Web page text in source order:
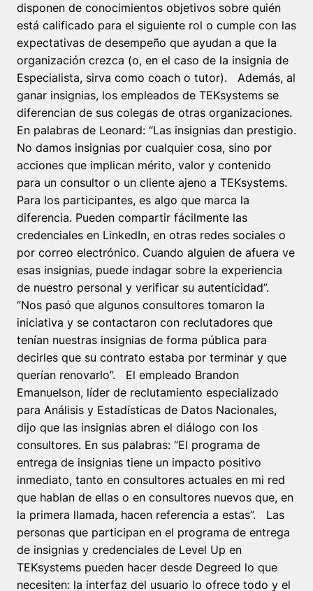
disponen de conocimientos objetivos sobre quién
está calificado para el siguiente rol o cumple con las
expectativas de desempeño que ayudan a que la
organización crezca (o, en el caso de la insignia de
Especialista, sirva como coach o tutor). Además, al
ganar insignias, los empleados de TEKsystems se
diferencian de sus colegas de otras organizaciones.
En palabras de Leonard: “Las insignias dan prestigio.
No damos insignias por cualquier cosa, sino por
acciones que implican mérito, valor y contenido
para un consultor o un cliente ajeno a TEKsystems.
Para los participantes, es algo que marca la
diferencia. Pueden compartir fácilmente las
credenciales en LinkedIn, en otras redes sociales o
por correo electrónico. Cuando alguien de afuera ve
esas insignias, puede indagar sobre la experiencia
de nuestro personal y verificar su autenticidad”.
“Nos pasó que algunos consultores tomaron la
iniciativa y se contactaron con reclutadores que
tenían nuestras insignias de forma pública para
decirles que su contrato estaba por terminar y que
querían renovarlo”. El empleado Brandon
Emanuelson, líder de reclutamiento especializado
para Análisis y Estadísticas de Datos Nacionales,
dijo que las insignias abren el diálogo con los
consultores. En sus palabras: “El programa de
entrega de insignias tiene un impacto positivo
inmediato, tanto en consultores actuales en mi red
que hablan de ellas o en consultores nuevos que, en
la primera llamada, hacen referencia a estas”. Las
personas que participan en el programa de entrega
de insignias y credenciales de Level Up en
TEKsystems pueden hacer desde Degreed lo que
necesiten: la interfaz del usuario lo ofrece todo y el